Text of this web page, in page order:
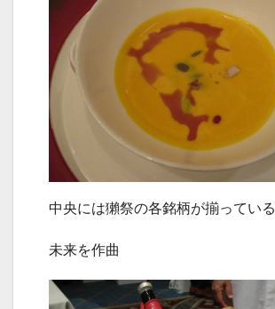
中央には獺祭の各銘柄が揃っている
未来を作曲